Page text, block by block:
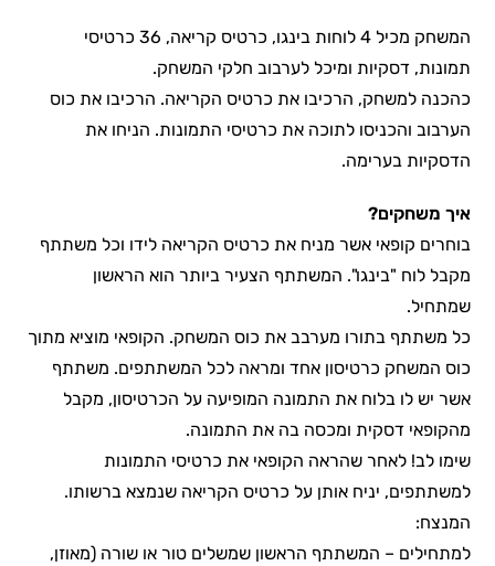
המשחק מכיל 4 לוחות בינגו, כרטיס קריאה, 36 כרטיסי
תמונות, דסקיות ומיכל לערבוב חלקי המשחק.
כהכנה למשחק, הרכיבו את כרטיס הקריאה. הרכיבו את כוס
הערבוב והכניסו לתוכה את כרטיסי התמונות. הניחו את
הדסקיות בערימה.
איך משחקים?
בוחרים קופאי אשר מניח את כרטיס הקריאה לידו וכל משתתף
מקבל לוח "בינגו". המשתתף הצעיר ביותר הוא הראשון
שמתחיל.
כל משתתף בתורו מערבב את כוס המשחק. הקופאי מוציא מתוך
כוס המשחק כרטיסון אחד ומראה לכל המשתתפים. משתתף
אשר יש לו בלוח את התמונה המופיעה על הכרטיסון, מקבל
מהקופאי דסקית ומכסה בה את התמונה.
שימו לב! לאחר שהראה הקופאי את כרטיסי התמונות
למשתתפים, יניח אותן על כרטיס הקריאה שנמצא ברשותו.
המנצח:
למתחילים – המשתתף הראשון שמשלים טור או שורה (מאוזן,